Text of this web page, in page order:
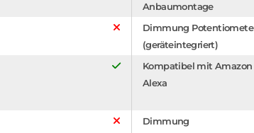
Anbaumontage
Dimmung
(geräteintegriert)
Kompatibel mit Amazon
Alexa
Dimmung